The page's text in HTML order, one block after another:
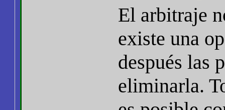
El arbitraje
existe una
después las
eliminarla.